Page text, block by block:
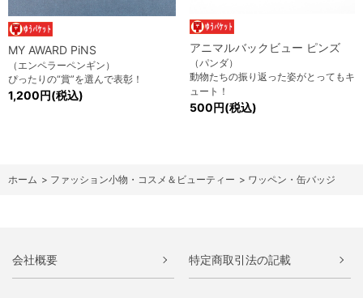
MY AWARD PiNS
（エンペラーペンギン）
ぴったりの“賞”を選んで表彰！
1,200円(税込)
アニマルバックビュー ピンズ
（パンダ）
動物たちの振り返った姿がとってもキ
ュート！
500円(税込)
ホーム > ファッション小物・コスメ＆ビューティー > ワッペン・缶バッジ
会社概要 特定商取引法の記載